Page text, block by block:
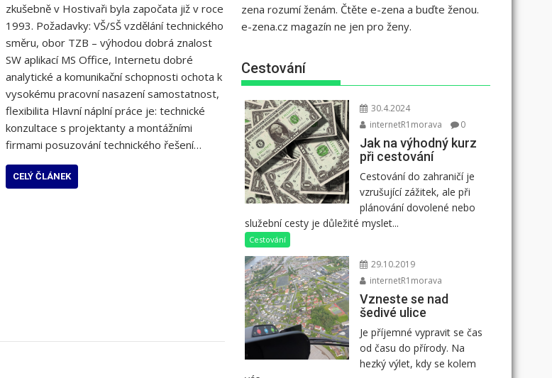
zkušebně v Hostivaři byla započata již v roce
1993. Požadavky: VŠ/SŠ vzdělání technického
směru, obor TZB – výhodou dobrá znalost
SW aplikací MS Office, Internetu dobré
analytické a komunikační schopnosti ochota k
vysokému pracovní nasazení samostatnost,
flexibilita Hlavní náplní práce je: technické
konzultace s projektanty a montážními
firmami posuzování technického řešení…
CELÝ ČLÁNEK
zena rozumí ženám. Čtěte e-zena a buďte ženou.
e-zena.cz magazín ne jen pro ženy.
Cestování
30.4.2024
internetR1morava
0
Jak na výhodný kurz
při cestování
Cestování do zahraničí je
vzrušující zážitek, ale při
plánování dovolené nebo
služební cesty je důležité myslet...
Cestování
29.10.2019
internetR1morava
Vzneste se nad
šedivé ulice
Je příjemné vypravit se čas
od času do přírody. Na
hezký výlet, kdy se kolem